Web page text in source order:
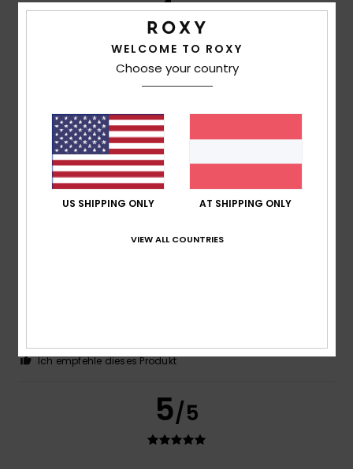
4/5
17. Februar 2026
Original anzeigen - Français
Komfort: 4/5 Preis-Leistungs-Verhältnis
Material: 4/5 Farbe: 4/5
Ich empfehle dieses Produkt
5
Perfekte GrößeMaterial: 5/5 Farbe: 5/5
Ich empfehle dieses Produkt
5/5
WELCOME TO ROXY
Choose your country
US SHIPPING ONLY AT SHIPPING ONLY
VIEW ALL COUNTRIES